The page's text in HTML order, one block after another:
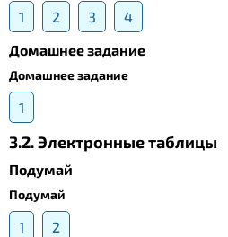
1 2 3
4
Домашнее задание
Домашнее задание
1
3.2. Электронные таблицы
Подумай
Подумай
1
2